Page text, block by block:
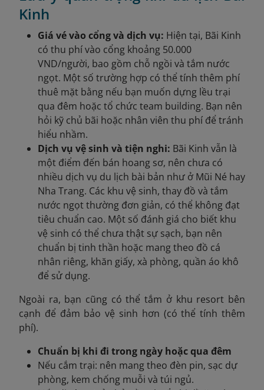
Kinh
Giá vé vào cổng và dịch vụ: Hiện tại, Bãi Kinh
có thu phí vào cổng khoảng 50.000
VND/người, bao gồm chỗ ngồi và tắm nước
ngọt. Một số trường hợp có thể tính thêm phí
thuê mặt bằng nếu bạn muốn dựng lều trại
qua đêm hoặc tổ chức team building. Bạn nên
hỏi kỹ chủ bãi hoặc nhân viên thu phí để tránh
hiểu nhầm.
Dịch vụ vệ sinh và tiện nghi: Bãi Kinh vẫn là
một điểm đến bán hoang sơ, nên chưa có
nhiều dịch vụ du lịch bài bản như ở Mũi Né hay
Nha Trang. Các khu vệ sinh, thay đồ và tắm
nước ngọt thường đơn giản, có thể không đạt
tiêu chuẩn cao. Một số đánh giá cho biết khu
vệ sinh có thể chưa thật sự sạch, bạn nên
chuẩn bị tinh thần hoặc mang theo đồ cá
nhân riêng, khăn giấy, xà phòng, quần áo khô
để sử dụng.
Ngoài ra, bạn cũng có thể tắm ở khu resort bên
cạnh để đảm bảo vệ sinh hơn (có thể tính thêm
phí).
Chuẩn bị khi đi trong ngày hoặc qua đêm
Nếu cắm trại: nên mang theo đèn pin, sạc dự
phòng, kem chống muỗi và túi ngủ.